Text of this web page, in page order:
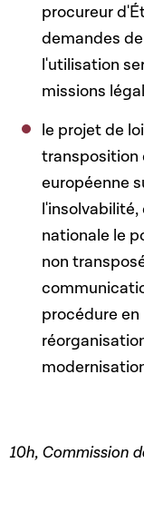
procureur
demandes
l'utilisation
missions
le projet de
transposition
européenne
nationale le
non
procédure
10h, Commission